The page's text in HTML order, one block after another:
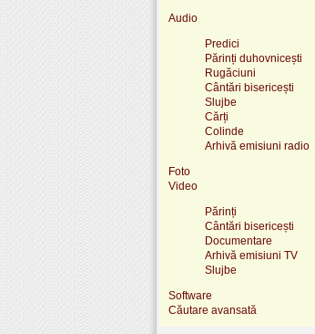
Audio
Predici
Părinți duhovnicești
Rugăciuni
Cântări bisericești
Slujbe
Cărți
Colinde
Arhivă emisiuni radio
Foto
Video
Părinți
Cântări bisericești
Documentare
Arhivă emisiuni TV
Slujbe
Software
Căutare avansată